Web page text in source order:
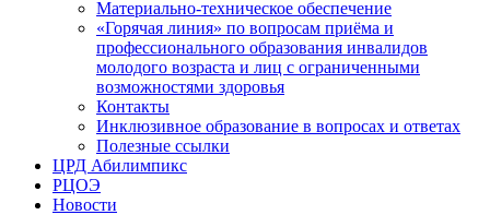
Материально-техническое обеспечение
«Горячая линия» по вопросам приёма и
профессионального образования инвалидов
молодого возраста и лиц с ограниченными
возможностями здоровья
Контакты
Инклюзивное образование в вопросах и ответах
Полезные ссылки
ЦРД Абилимпикс
РЦОЭ
Новости